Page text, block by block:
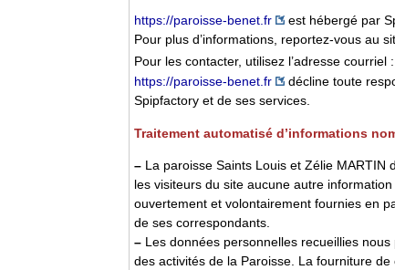
https://paroisse-benet.fr
est hébergé par
Pour plus d’informations, reportez-vous au
Pour les contacter, utilisez l’adresse courriel :
https://paroisse-benet.fr
décline toute
Spipfactory et de ses services.
Traitement automatisé d’informations
– La paroisse Saints Louis et Zélie MARTIN
les visiteurs du site aucune autre
ouvertement et volontairement fournies en
de ses correspondants.
– Les données personnelles recueillies
des activités de la Paroisse. La fourniture